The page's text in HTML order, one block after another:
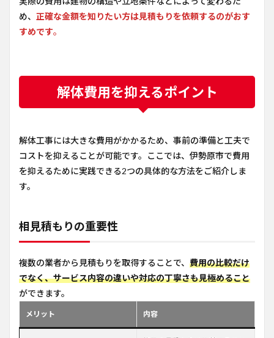
め、 正確な金額を知りたい方は見積もりを依頼するのがおす
すめです。
解体費用を抑えるポイント
解体工事には大きな費用がかかるため、事前の準備と工夫で
コストを抑えることが可能です。ここでは、伊勢原市で費用
を抑えるために実践できる2つの具体的な方法をご紹介しま
す。
相見積もりの重要性
複数の業者から見積もりを取得することで、 費用の比較だけ
でなく、サービス内容の違いや対応の丁寧さも見極めること
ができます。
メリット 内容